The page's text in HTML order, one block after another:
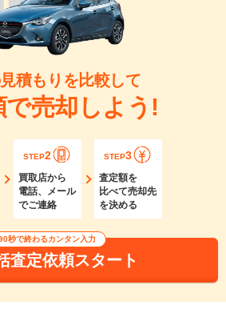
積もりを比較して
で売却しよう!
STEP2
買取店から
電話、メール
でご連絡
STEP3
査定額を
比べて売却先
を決める
秒で終わるカンタン入力
査定依頼スタート